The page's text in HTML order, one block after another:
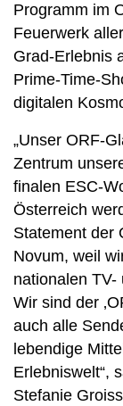
Programm im
Feuerwerk
Grad-Erlebnis
Prime-Time-
digitalen
„Unser ORF-
Zentrum
finalen ESC-
Österreich
Statement der
Novum, weil
nationalen
Wir sind der
auch alle
lebendige
Erlebniswelt“,
Stefanie